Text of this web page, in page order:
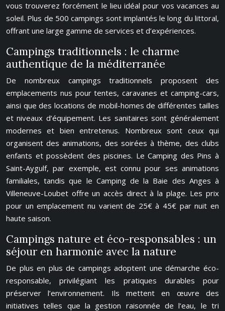
vous trouverez forcément le lieu idéal pour vos vacances au
soleil. Plus de 500 campings sont implantés le long du littoral,
offrant une large gamme de services et d’expériences.
Campings traditionnels : le charme
authentique de la méditerranée
De nombreux campings traditionnels proposent des
emplacements nus pour tentes, caravanes et camping-cars,
ainsi que des locations de mobil-homes de différentes tailles
et niveaux d’équipement. Les sanitaires sont généralement
modernes et bien entretenus. Nombreux sont ceux qui
organisent des animations, des soirées à thème, des clubs
enfants et possèdent des piscines. Le Camping des Pins à
Saint-Aygulf, par exemple, est connu pour ses animations
familiales, tandis que le Camping de la Baie des Anges à
Villeneuve-Loubet offre un accès direct à la plage. Les prix
pour un emplacement nu varient de 25€ à 45€ par nuit en
haute saison.
Campings nature et éco-responsables : un
séjour en harmonie avec la nature
De plus en plus de campings adoptent une démarche éco-
responsable, privilégiant les pratiques durables pour
préserver l’environnement. Ils mettent en œuvre des
initiatives telles que la gestion raisonnée de l’eau, le tri